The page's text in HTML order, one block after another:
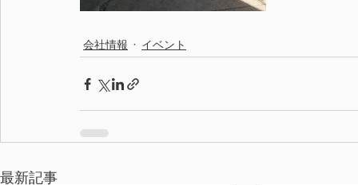
会社情報 イベント
最新記事